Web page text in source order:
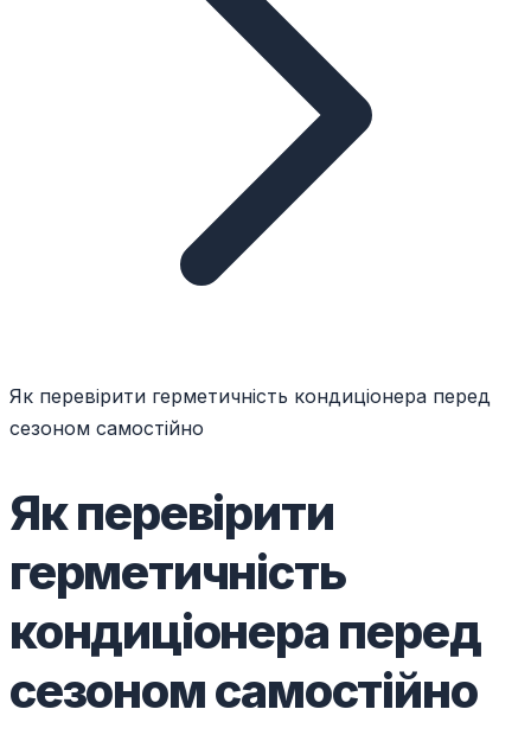
Як перевірити герметичність кондиціонера перед
сезоном самостійно
Як перевірити
герметичність
кондиціонера перед
сезоном самостійно